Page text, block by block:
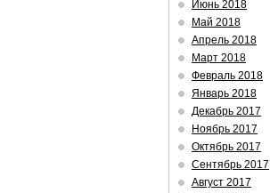
Июнь 2018
Май 2018
Апрель 2018
Март 2018
Февраль 2018
Январь 2018
Декабрь 2017
Ноябрь 2017
Октябрь 2017
Сентябрь 2017
Август 2017